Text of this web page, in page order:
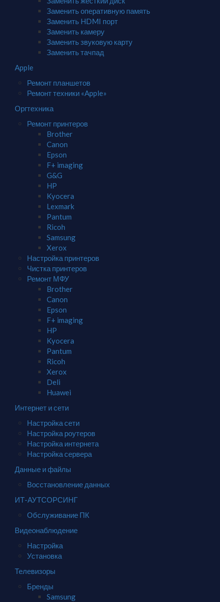
Заменить оперативную память
Заменить HDMI порт
Заменить камеру
Заменить звуковую карту
Заменить тачпад
Apple
Ремонт планшетов
Ремонт техники «Apple»
Оргтехника
Ремонт принтеров
Brother
Canon
Epson
F+ imaging
G&G
HP
Kyocera
Lexmark
Pantum
Ricoh
Samsung
Xerox
Настройка принтеров
Чистка принтеров
Ремонт МФУ
Brother
Canon
Epson
F+ imaging
HP
Kyocera
Pantum
Ricoh
Xerox
Deli
Huawei
Интернет и сети
Настройка сети
Настройка роутеров
Настройка интернета
Настройка сервера
Данные и файлы
Восстановление данных
ИТ-АУТСОРСИНГ
Обслуживание ПК
Видеонаблюдение
Настройка
Установка
Телевизоры
Бренды
Samsung